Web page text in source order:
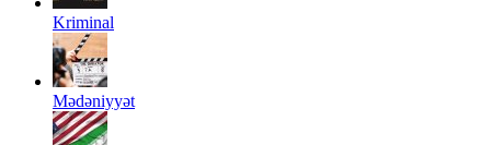
Kriminal
Mədəniyyət